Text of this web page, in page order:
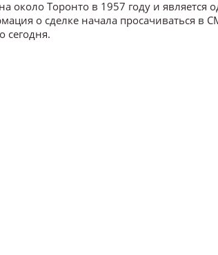
около Торонто в 1957 году и
о сделке начала просачиваться в
сегодня.